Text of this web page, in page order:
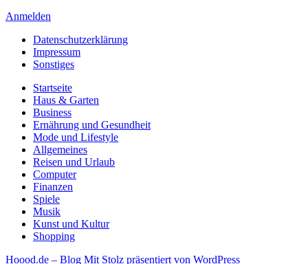
Anmelden
Datenschutzerklärung
Impressum
Sonstiges
Startseite
Haus & Garten
Business
Ernährung und Gesundheit
Mode und Lifestyle
Allgemeines
Reisen und Urlaub
Computer
Finanzen
Spiele
Musik
Kunst und Kultur
Shopping
Hoood.de – Blog Mit Stolz präsentiert von WordPress